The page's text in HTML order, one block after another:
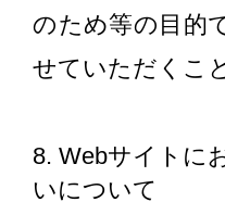
のため等の目的
せていただくこ
8. Webサイトに
いについて